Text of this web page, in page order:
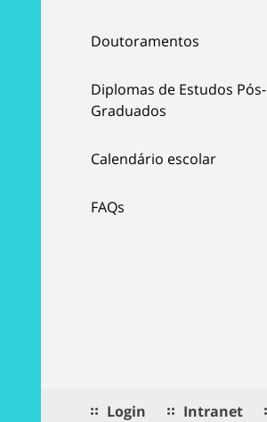
Doutoramentos
Diplomas de Estudos Pós-
Graduados
Calendário escolar
FAQs
Login Intranet